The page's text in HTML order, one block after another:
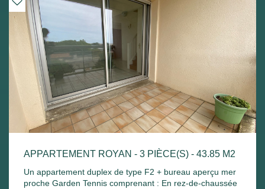
APPARTEMENT ROYAN - 3 PIÈCE(S) - 43.85 M2
Un appartement duplex de type F2 + bureau aperçu mer
proche Garden Tennis comprenant : En rez-de-chaussée